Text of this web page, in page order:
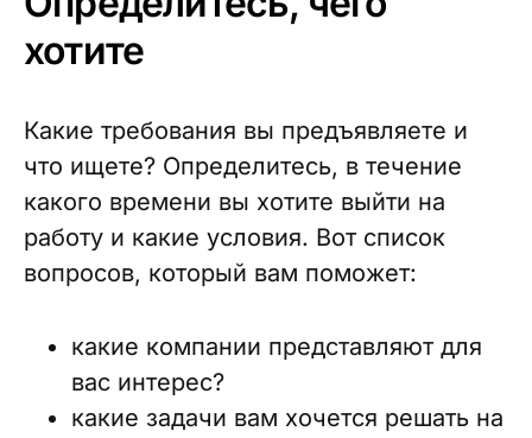
хотите
Какие требования вы предъявляете и
что ищете? Определитесь, в течение
какого времени вы хотите выйти на
работу и какие условия. Вот список
вопросов, который вам поможет:
какие компании представляют для
вас интерес?
какие задачи вам хочется решать на